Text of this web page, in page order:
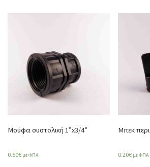
Μούφα συστολική 1”x3/4”
0.50€ με ΦΠΑ
Μπεκ
0.20€ με ΦΠΑ